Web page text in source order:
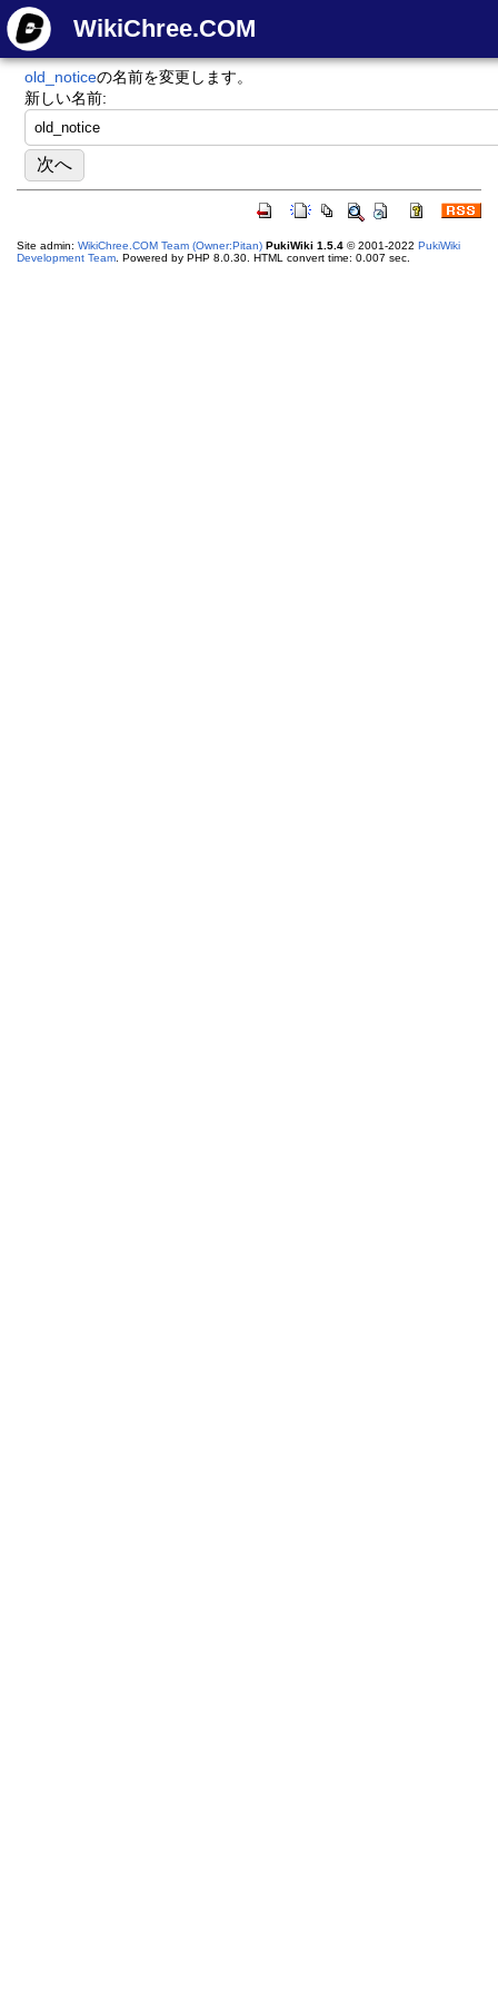
WikiChree.COM
old_noticeの名前を変更します。
新しい名前:
Site admin: WikiChree.COM Team (Owner:Pitan) PukiWiki 1.5.4 © 2001-2022 PukiWiki
Development Team. Powered by PHP 8.0.30. HTML convert time: 0.007 sec.